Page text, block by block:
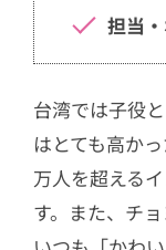
担当
台湾では子役
はとても高か
万人を超える
す。また、チ